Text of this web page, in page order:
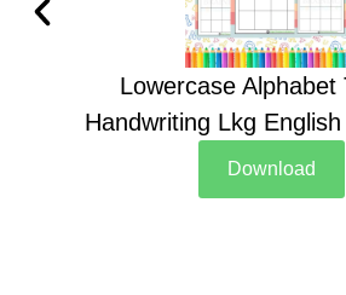
Lowercase Alphabet
Handwriting Lkg
Download